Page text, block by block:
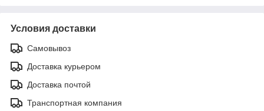
Условия доставки
Самовывоз
Доставка курьером
Доставка почтой
Транспортная компания